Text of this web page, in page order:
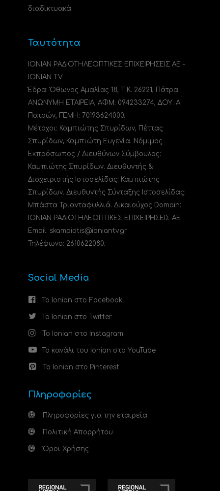
διαδικτυακά.
Ταυτότητα
ΙΟΝΙΑΝ ΡΑΔΙΟΤΗΛΕΟΠΤΙΚΕΣ ΕΠΙΧΕΙΡΗΣΕΙΣ ΑΕ -
IONIAN TV
Έδρα: Όθωνος Αμαλίας 18, Τ.Κ. 26221, Πάτρα.
ΑΝΩΝΥΜΗ ΕΤΑΙΡΕΙΑ, ΑΦΜ: 094233274, ΔΟΥ: A
Πατρών, ΓΕΜΗ: 70193624000.
Μέτοχοι: Καμπιώτης Σπυρίδων, Πέττας
Σπυρίδων, Καμπιώτη Ευγενία. Νόμιμος
Εκπρόσωπος / Διευθύνων Σύμβουλος:
Καμπιώτης Σπυρίδων. Διευθυντής &
Διαχειριστής Ιστοσελίδας: Καμπιώτης
Σπυρίδων. Διευθυντής Σύνταξης Ιστοσελίδας:
Μπάστα Τριανταφυλλιά. Δικαιούχος Domain:
ΙΟΝΙΑΝ ΡΑΔΙΟΤΗΛΕΟΠΤΙΚΕΣ ΕΠΙΧΕΙΡΗΣΕΙΣ ΑΕ
Email: skampiotis@ioniantv.gr
Τηλέφωνο: 2610622080.
Social Media
Το Ionian στο Facebook
Το Ionian στο Twitter
Το Ionian στο Instagram
Το κανάλι του Ionian στο YouTube
Το Ionian στο Pinterest
Πληροφορίες
Πληροφορίες για την εταιρεία
Πολιτική Απορρήτου
Όροι Χρήσης